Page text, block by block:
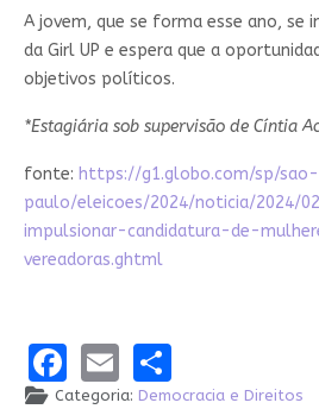
A jovem, que se forma esse ano, se
da Girl UP e espera que a
objetivos políticos.
*Estagiária sob supervisão de Cíntia
fonte: https://g1.globo.com/sp/sao-
paulo/eleicoes/2024/noticia/2024/
impulsionar-candidatura-de-
vereadoras.ghtml
Facebook
EmailShare
Categoria: Democracia e Direitos